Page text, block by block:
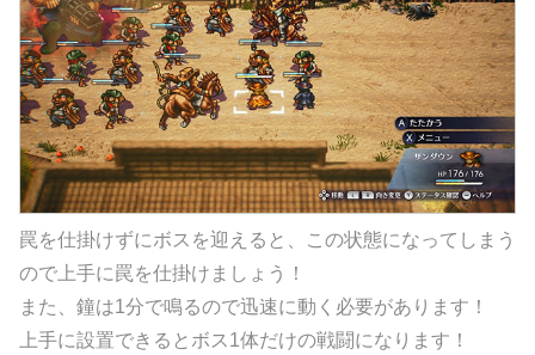
罠を仕掛けずにボスを迎えると、この状態になってしまう
ので上手に罠を仕掛けましょう！
また、鐘は1分で鳴るので迅速に動く必要があります！
上手に設置できるとボス1体だけの戦闘になります！